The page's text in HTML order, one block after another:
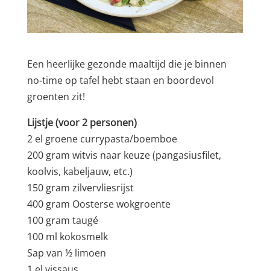
Een heerlijke gezonde maaltijd die je binnen
no-time op tafel hebt staan en boordevol
groenten zit!
Lijstje (voor 2 personen)
2 el groene currypasta/boemboe
200 gram witvis naar keuze (pangasiusfilet,
koolvis, kabeljauw, etc.)
150 gram zilvervliesrijst
400 gram Oosterse wokgroente
100 gram taugé
100 ml kokosmelk
Sap van ½ limoen